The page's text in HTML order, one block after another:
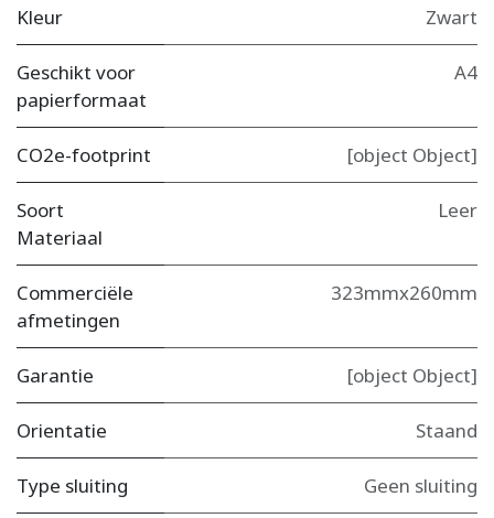
Kleur Zwart
Geschikt voor
papierformaat
A4
CO2e-footprint [object Object]
Soort
Materiaal
Leer
Commerciële
afmetingen
323mmx260mm
Garantie [object Object]
Orientatie Staand
Type sluiting Geen sluiting